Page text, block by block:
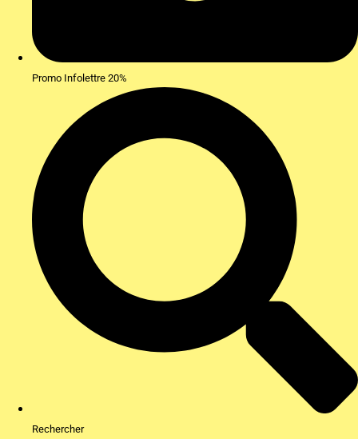
Promo Infolettre 20%
Rechercher